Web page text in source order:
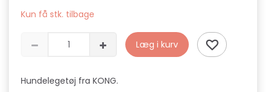
Kun få stk. tilbage
Læg i kurv
Hundelegetøj fra KONG.